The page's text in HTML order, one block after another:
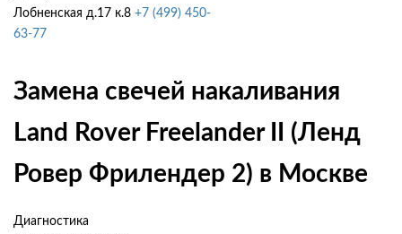
Лобненская д.17 к.8 +7 (499) 450-
63-77
Замена свечей накаливания
Land Rover Freelander II (Ленд
Ровер Фрилендер 2) в Москве
Диагностика